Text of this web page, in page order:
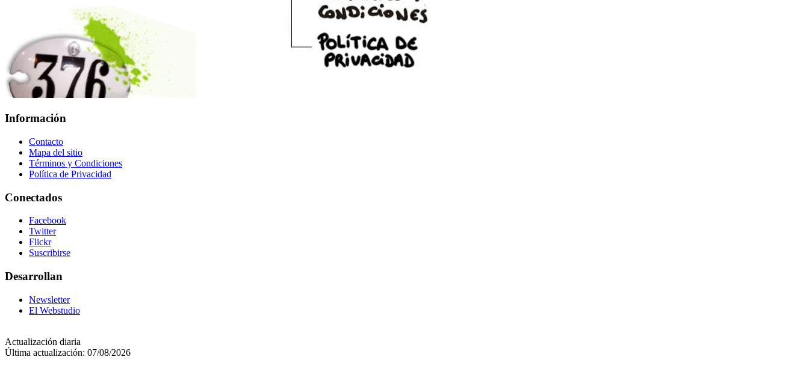
Información
Contacto
Mapa del sitio
Términos y Condiciones
Política de Privacidad
Conectados
Facebook
Twitter
Flickr
Suscribirse
Desarrollan
Newsletter
El Webstudio
Actualización diaria
Última actualización: 07/08/2026